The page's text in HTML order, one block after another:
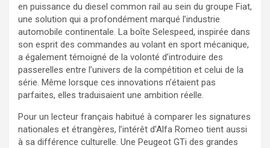
en puissance du diesel common rail au sein du groupe Fiat,
une solution qui a profondément marqué l’industrie
automobile continentale. La boîte Selespeed, inspirée dans
son esprit des commandes au volant en sport mécanique,
a également témoigné de la volonté d’introduire des
passerelles entre l’univers de la compétition et celui de la
série. Même lorsque ces innovations n’étaient pas
parfaites, elles traduisaient une ambition réelle.
Pour un lecteur français habitué à comparer les signatures
nationales et étrangères, l’intérêt d’Alfa Romeo tient aussi
à sa différence culturelle. Une Peugeot GTi des grandes